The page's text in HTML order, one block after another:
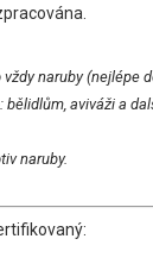
naruby(nejlépe
bělidlům, aviváži a
naruby.